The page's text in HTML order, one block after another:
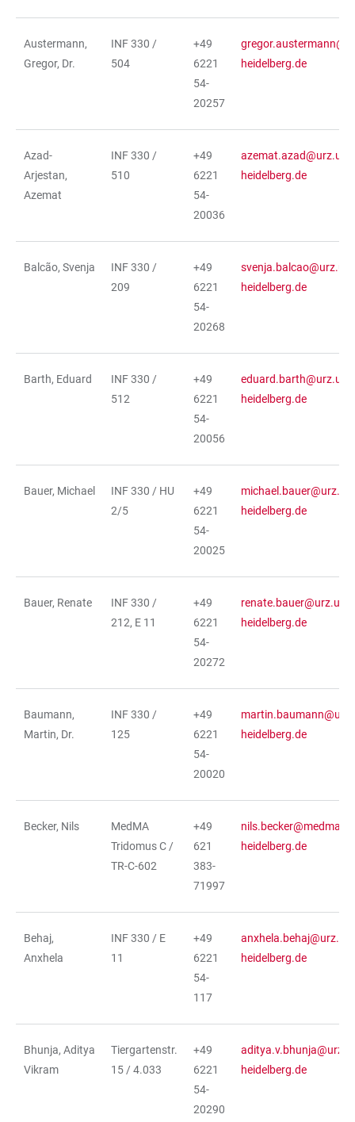
Austermann,
Gregor, Dr.
INF 330 /
504
+49
6221
54-
20257
heidelberg.de
Azad-
Arjestan,
Azemat
INF 330 /
510
+49
6221
54-
20036
azemat.azad@urz.uni-
heidelberg.de
Balcão, Svenja
INF 330 /
209
+49
6221
54-
20268
heidelberg.de
Barth, Eduard
INF 330 /
512
+49
6221
54-
20056
eduard.barth@urz.uni-
heidelberg.de
Bauer, Michael
INF 330 / HU
2/5
+49
6221
54-
20025
heidelberg.de
Bauer, Renate
INF 330 /
212, E 11
+49
6221
54-
20272
renate.bauer@urz.uni-
heidelberg.de
Baumann,
Martin, Dr.
INF 330 /
125
+49
6221
54-
20020
heidelberg.de
Becker, Nils
MedMA
Tridomus C /
TR-C-602
+49
621
383-
71997
heidelberg.de
Behaj,
Anxhela
INF 330 / E
11
+49
6221
54-
117
heidelberg.de
Bhunja, Aditya
Vikram
Tiergartenstr.
15 / 4.033
+49
6221
54-
20290
heidelberg.de